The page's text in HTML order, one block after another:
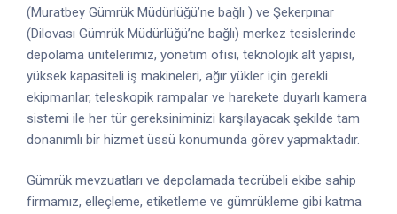
(Muratbey Gümrük Müdürlüğü’ne bağlı ) ve Şekerpınar
(Dilovası Gümrük Müdürlüğü’ne bağlı) merkez tesislerinde
depolama ünitelerimiz, yönetim ofisi, teknolojik alt yapısı,
yüksek kapasiteli iş makineleri, ağır yükler için gerekli
ekipmanlar, teleskopik rampalar ve harekete duyarlı kamera
sistemi ile her tür gereksiniminizi karşılayacak şekilde tam
donanımlı bir hizmet üssü konumunda görev yapmaktadır.
Gümrük mevzuatları ve depolamada tecrübeli ekibe sahip
firmamız, elleçleme, etiketleme ve gümrükleme gibi katma